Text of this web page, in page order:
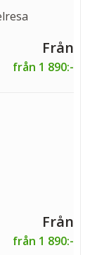
från 1 890:-
från 1 890:-